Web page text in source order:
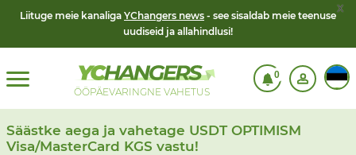
Liituge meie kanaliga YChangers news - see sisaldab meie teenuse
uudiseid ja allahindlusi!
x
ÖÖPÄEVARINGNE VAHETUS
0
Säästke aega ja vahetage USDT OPTIMISM
Visa/MasterCard KGS vastu!